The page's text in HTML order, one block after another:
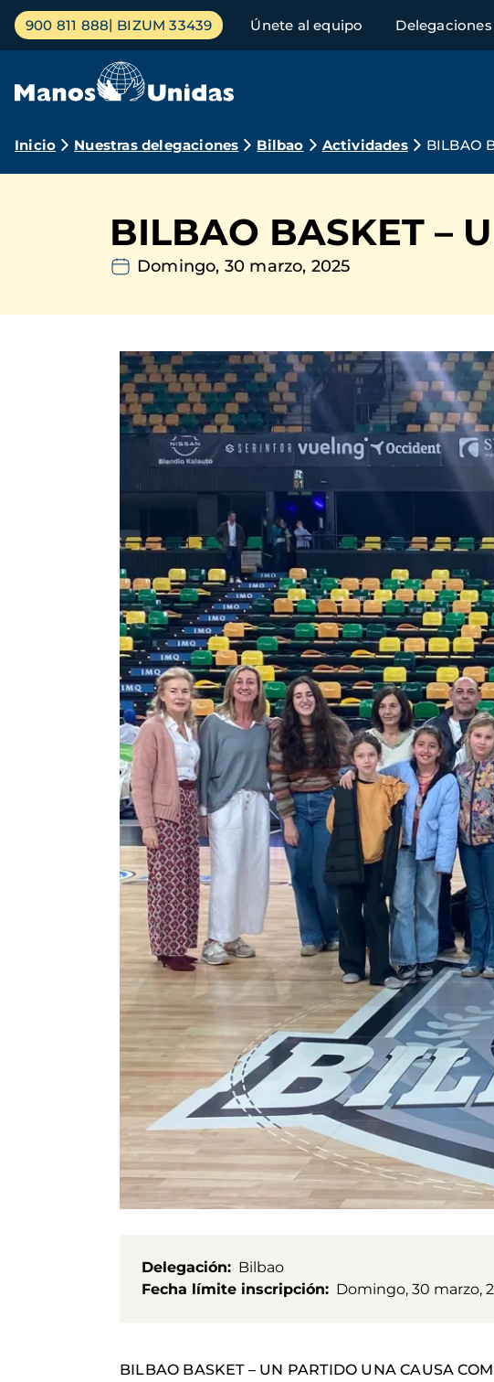
Pasar
contenido
Menú
principal
900 811 888 BIZUM 33439 Únete al equipo Delegaciones
Ruta
navegación
Inicio Nuestras delegaciones Bilbao Actividades BILBAO
BILBAO BASKET –
Domingo, 30 marzo, 2025
Delegación
Bilbao
Fecha límite inscripción
Domingo, 30 marzo,
BILBAO BASKET – UN PARTIDO UNA CAUSA